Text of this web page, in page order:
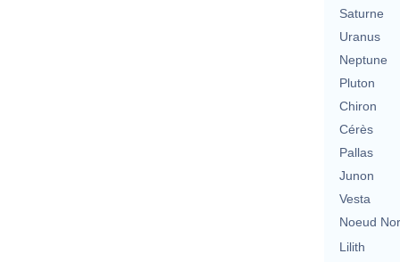
Saturne
Uranus
Neptune
Pluton
Chiron
Cérès
Pallas
Junon
Vesta
Noeud
Lilith